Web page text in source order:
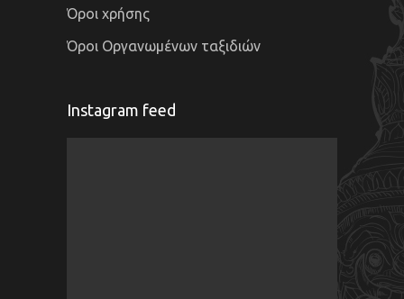
Όροι χρήσης
Όροι Οργανωμένων ταξιδιών
Instagram feed